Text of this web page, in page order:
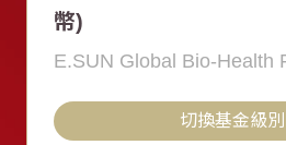
幣)
E.SUN Global Bio-Health
切換基金級別